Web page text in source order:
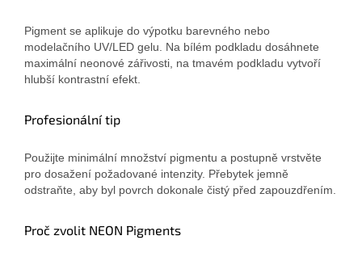
Pigment se aplikuje do výpotku barevného nebo
modelačního UV/LED gelu. Na bílém podkladu dosáhnete
maximální neonové zářivosti, na tmavém podkladu vytvoří
hlubší kontrastní efekt.
Profesionální tip
Použijte minimální množství pigmentu a postupně vrstvěte
pro dosažení požadované intenzity. Přebytek jemně
odstraňte, aby byl povrch dokonale čistý před zapouzdřením.
Proč zvolit NEON Pigments